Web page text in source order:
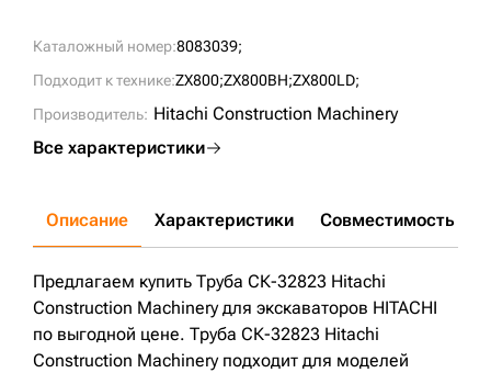
Каталожный номер:8083039;
Подходит к технике:ZX800;ZX800BH;ZX800LD;
Производитель: Hitachi Construction Machinery
Все характеристики
Описание Характеристики Совместимость
Предлагаем купить Труба СК-32823 Hitachi
Construction Machinery для экскаваторов HITACHI
по выгодной цене. Труба СК-32823 Hitachi
Construction Machinery подходит для моделей